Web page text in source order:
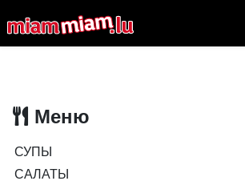
Меню
СУПЫ
САЛАТЫ